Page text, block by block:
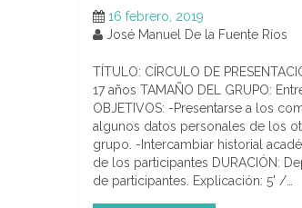
16 febrero, 2019
José Manuel De la Fuente Ríos
TÍTULO: CÍRCULO DE
17 años TAMAÑO DEL GRUPO:
OBJETIVOS: -Presentarse a los
algunos datos personales de los
grupo. -Intercambiar historial
de los participantes DURACIÓN:
de participantes. Explicación: 5' /…